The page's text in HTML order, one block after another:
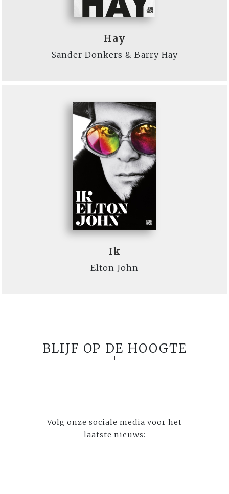
Hay
Sander Donkers & Barry Hay
Ik
Elton John
BLIJF OP DE HOOGTE
Volg onze sociale media voor het
laatste nieuws: